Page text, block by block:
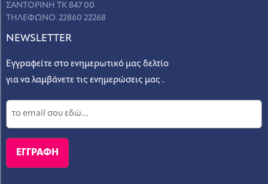
ΣΑΝΤΟΡΙΝΗ ΤΚ 847 00
ΤΗΛΕΦΩΝΟ. 22860 22268
NEWSLETTER
Εγγραφείτε στο ενημερωτικό μας δελτίο
για να λαμβάνετε τις ενημερώσεις μας .